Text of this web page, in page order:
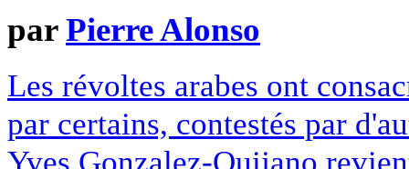
parPierre Alonso
Les révoltes arabes ont
par certains, contestés par
Yves Gonzalez-Quijano